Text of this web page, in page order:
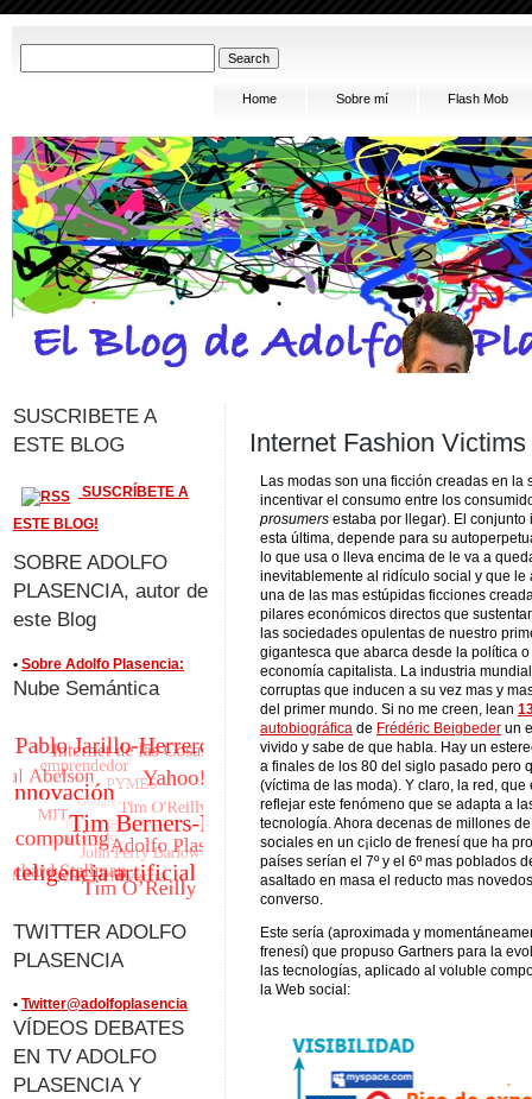
Home Sobre mí Flash Mob
Internet Fashion Victims
Las modas son una ficción creadas en
incentivar el consumo entre los
prosumers estaba por llegar). El
esta última, depende para su
lo que usa o lleva encima de le va a
inevitablemente al ridículo social y que
una de las mas estúpidas ficciones
pilares económicos directos que
las sociedades opulentas de nuestro
gigantesca que abarca desde la política
economía capitalista. La industria
corruptas que inducen a su vez mas y
del primer mundo. Si no me creen, lean
autobiográfica de Frédéric Beigbeder un
vivido y sabe de que habla. Hay un
a finales de los 80 del siglo pasado pero
(víctima de las moda). Y claro, la red,
reflejar este fenómeno que se adapta a
tecnología. Ahora decenas de millones
sociales en un c¡iclo de frenesí que ha
países serían el 7º y el 6º mas poblados
asaltado en masa el reducto mas
converso.
Este sería (aproximada y
frenesí) que propuso Gartners para la
las tecnologías, aplicado al voluble
la Web social:
SUSCRIBETE A
ESTE BLOG
SUSCRÍBETE A
ESTE BLOG!
SOBRE ADOLFO
PLASENCIA, autor de
este Blog
• Sobre Adolfo Plasencia:
Nube Semántica
TWITTER ADOLFO
PLASENCIA
• Twitter@adolfoplasencia
VÍDEOS DEBATES
EN TV ADOLFO
PLASENCIA Y